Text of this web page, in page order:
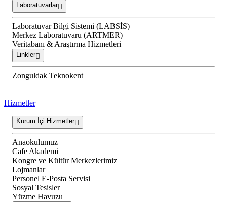
Laboratuvarlar
Laboratuvar Bilgi Sistemi (LABSİS)
Merkez Laboratuvaru (ARTMER)
Veritabanı & Araştırma Hizmetleri
Linkler
Zonguldak Teknokent
Hizmetler
Kurum İçi Hizmetler
Anaokulumuz
Cafe Akademi
Kongre ve Kültür Merkezlerimiz
Lojmanlar
Personel E-Posta Servisi
Sosyal Tesisler
Yüzme Havuzu